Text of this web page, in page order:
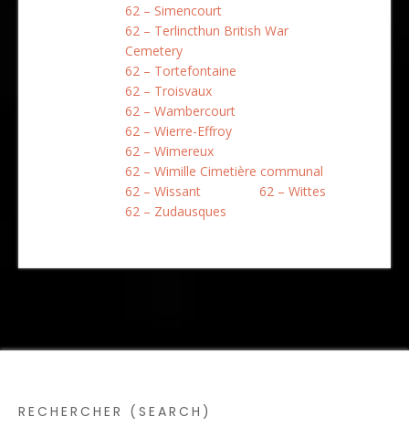
62 – Simencourt
62 – Terlincthun British War
Cemetery
62 – Tortefontaine
62 – Troisvaux
62 – Wambercourt
62 – Wierre-Effroy
62 – Wimereux
62 – Wimille Cimetière communal
62 – Wissant
62 – Wittes
62 – Zudausques
RECHERCHER (SEARCH)